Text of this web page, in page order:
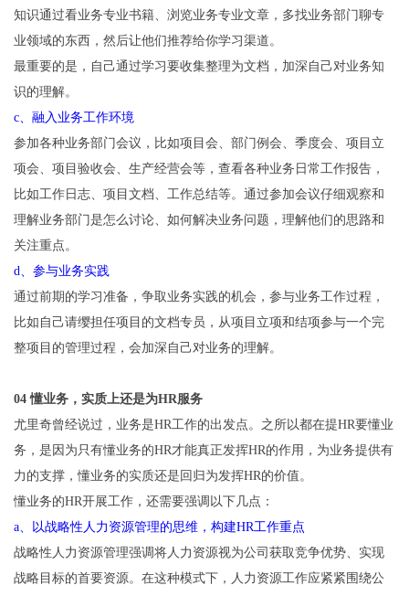
知识通过看业务专业书籍、浏览业务专业文章，多找业务部门聊专
业领域的东西，然后让他们推荐给你学习渠道。
最重要的是，自己通过学习要收集整理为文档，加深自己对业务知
识的理解。
c、融入业务工作环境
参加各种业务部门会议，比如项目会、部门例会、季度会、项目立
项会、项目验收会、生产经营会等，查看各种业务日常工作报告，
比如工作日志、项目文档、工作总结等。通过参加会议仔细观察和
理解业务部门是怎么讨论、如何解决业务问题，理解他们的思路和
关注重点。
d、参与业务实践
通过前期的学习准备，争取业务实践的机会，参与业务工作过程，
比如自己请缨担任项目的文档专员，从项目立项和结项参与一个完
整项目的管理过程，会加深自己对业务的理解。
04 懂业务，实质上还是为HR服务
尤里奇曾经说过，业务是HR工作的出发点。之所以都在提HR要懂业
务，是因为只有懂业务的HR才能真正发挥HR的作用，为业务提供有
力的支撑，懂业务的实质还是回归为发挥HR的价值。
懂业务的HR开展工作，还需要强调以下几点：
a、以战略性人力资源管理的思维，构建HR工作重点
战略性人力资源管理强调将人力资源视为公司获取竞争优势、实现
战略目标的首要资源。在这种模式下，人力资源工作应紧紧围绕公